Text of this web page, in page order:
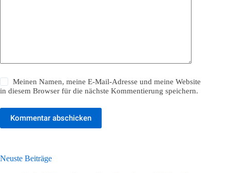
Meinen Namen, meine E-Mail-Adresse und meine Website
in diesem Browser für die nächste Kommentierung speichern.
Kommentar abschicken
Neuste Beiträge